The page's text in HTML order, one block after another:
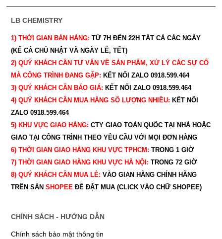
LB CHEMISTRY
1) THỜI GIAN BÁN HÀNG: TỪ 7H ĐẾN 22H TẤT CẢ CÁC NGÀY
(KỂ CẢ CHỦ NHẬT VÀ NGÀY LỄ, TẾT)
2) QUÝ KHÁCH CẦN TƯ VẤN VỀ SẢN PHẨM, XỬ LÝ CÁC SỰ CỐ
MÀ CÔNG TRÌNH ĐANG GẶP: KẾT NỐI ZALO 0918.599.464
3) QUÝ KHÁCH CẦN BÁO GIÁ: KẾT NỐI ZALO 0918.599.464
4) QUÝ KHÁCH CẦN MUA HÀNG SỐ LƯỢNG NHIỀU: KẾT NỐI
ZALO 0918.599.464
5) KHU VỰC GIAO HÀNG: CTY GIAO TOÀN QUỐC TẠI NHÀ HOẶC
GIAO TẠI CÔNG TRÌNH THEO YÊU CẦU VỚI MỌI ĐƠN HÀNG
6) THỜI GIAN GIAO HÀNG KHU VỰC TPHCM: TRONG 1 GIỜ
7) THỜI GIAN GIAO HÀNG KHU VỰC HÀ NỘI: TRONG 72 GIỜ
8) QUÝ KHÁCH CẦN MUA LẺ: VÀO GIAN HÀNG CHÍNH HÃNG
TRÊN SÀN SHOPEEĐỂ ĐẶT MUA (CLICK VÀO CHỮ SHOPEE)
CHÍNH SÁCH - HƯỚNG DẪN
Chính sách bảo mật thông tin